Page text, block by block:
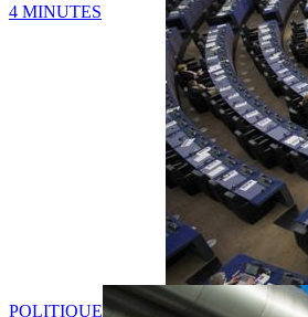
4 MINUTES
POLITIQUE